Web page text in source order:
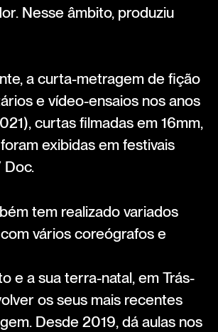
Nesse âmbito, produziu
a curta-metragem de fição
e vídeo-ensaios nos anos
curtas filmadas em 16mm,
exibidas em festivais
tem realizado variados
vários coreógrafos e
e a sua terra-natal, em Trás-
os seus mais recentes
Desde 2019, dá aulas nos